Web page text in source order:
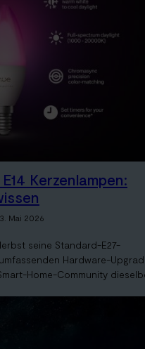
Kerzenlampen:
Mai 2026
seine Standard-E27-
Hardware-
Home-Community